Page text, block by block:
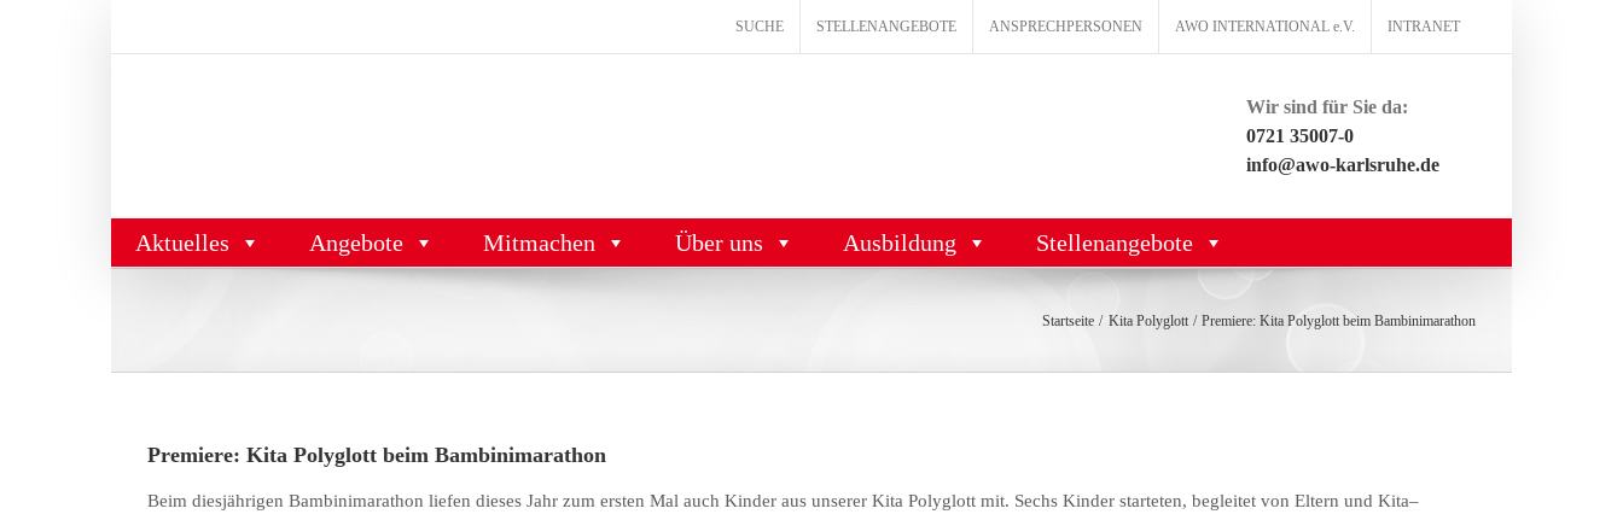
SUCHE STELLENANGEBOTE ANSPRECHPERSONEN AWO INTERNATIONAL e.V. INTRANET
Wir sind für Sie da:
0721 35007-0
info@awo-karlsruhe.de
Aktuelles Angebote Mitmachen Über uns Ausbildung Stellenangebote
Startseite Kita Polyglott Premiere: Kita Polyglott beim Bambinimarathon
Premiere: Kita Polyglott beim Bambinimarathon
Beim diesjährigen Bambinimarathon liefen dieses Jahr zum ersten Mal auch Kinder aus unserer Kita Polyglott mit. Sechs Kinder starteten, begleitet von Eltern und Kita–